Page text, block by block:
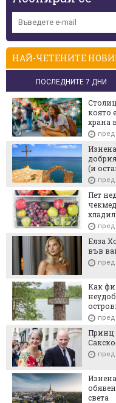
НАЙ-ЧЕТЕНИТЕ
ПОСЛЕДНИТЕ 7 ДНИ
която
храна
(и
Пет
Елза
във
Как
Принц
света